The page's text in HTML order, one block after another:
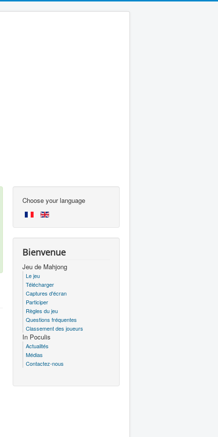
Choose your language
Bienvenue
Jeu de Mahjong
Le jeu
Télécharger
Captures d'écran
Participer
Règles du jeu
Questions fréquentes
Classement des joueurs
In Poculis
Actualités
Médias
Contactez-nous